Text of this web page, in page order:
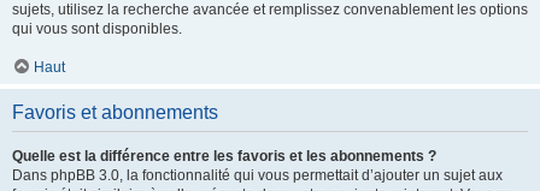
sujets, utilisez la recherche avancée et remplissez convenablement les options
qui vous sont disponibles.
Haut
Favoris et abonnements
Quelle est la différence entre les favoris et les abonnements ?
Dans phpBB 3.0, la fonctionnalité qui vous permettait d’ajouter un sujet aux